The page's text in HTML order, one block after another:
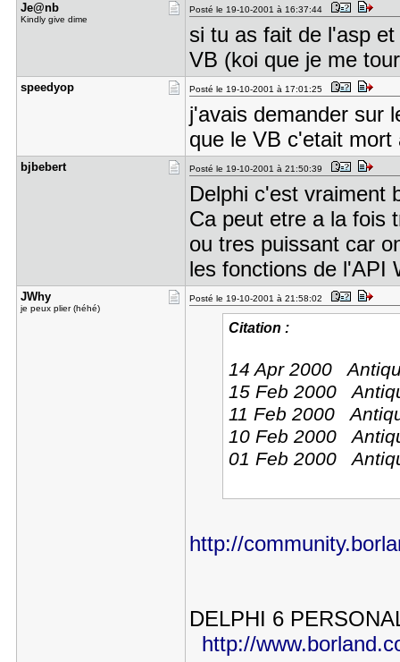
Je@nb
Kindly give dime
Posté le 19-10-2001 à 16:37:44
si tu as fait de l'asp
VB (koi que je me
speedyop Posté le 19-10-2001 à 17:01:25
j'avais demander sur
que le VB c'etait
bjbebert Posté le 19-10-2001 à 21:50:39
Delphi c'est vraiment
Ca peut etre a la fois
ou tres puissant car
les fonctions de l'API
JWhy
je peux plier (héhé)
Posté le 19-10-2001 à 21:58:02
Citation :
14 Apr 2000
15 Feb 2000
11 Feb 2000
10 Feb 2000
01 Feb 2000
http://
DELPHI 6
http://